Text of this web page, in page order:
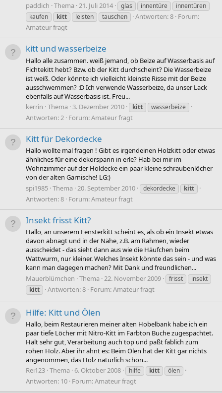
paddich Thema 21. Juli 2014 glas innentüre
innentüren
kaufen
kitt leisten tauschen Antworten: 8 Forum:
Amateur fragt
kitt und wasserbeize
Hallo alle zusammen. weiß jemand, ob Beize auf Wasserbasis auf
Fichtekitt hebt? Bzw. ob der Kitt durchscheint? Die Wasserbeize
ist weiß. Oder könnte ich vielleicht kleinste Risse mit der Beize
ausschwemmen? :D Ich verwende Wasserbeize, da unser Lack
ebenfalls auf Wasserbasis ist. Freu...
kerrin Thema 3. Dezember 2010 kitt wasserbeize
Antworten: 2 Forum:Amateur fragt
Kitt für Dekordecke
Hallo wollte mal fragen ! Gibt es irgendeinen Holzkitt oder etwas
ähnliches für eine dekorspann in erle? Hab bei mir im
Wohnzimmer auf der Holdecke ein paar kleine schraubenlöcher
von der alten Garnische! LG:)
spi1985 Thema 20. September 2010 dekordecke kitt
Antworten: 8 Forum:Amateur fragt
Insekt frisst Kitt?
Hallo, an unserem Fensterkitt scheint es, als ob ein Insekt etwas
davon abnagt und in der Nähe, z.B. am Rahmen, wieder
ausscheidet - das sieht dann aus wie die Häufchen beim
Wattwurm, nur kleiner. Welches Insekt könnte das sein - und was
kann man dagegen machen? Mit Dank und freundlichen...
Mauerblümchen Thema 22. November 2009 frisst
insekt
kitt
Antworten: 8 Forum:Amateur fragt
Hilfe: Kitt und Ölen
Hallo, beim Restaurieren meiner alten Hobelbank habe ich ein
paar tiefe Löcher mit Nitro-Kitt im Farbton Buche zugespachtet.
Hält sehr gut, Verarbeitung auch top und paßt fablich zum
rohen Holz. Aber ihr ahnt es: Beim Ölen hat der Kitt gar nichts
angenommen, das Holz natürlich schön...
Rei123 Thema 6. Oktober 2008 hilfe kitt ölen
Antworten: 10 Forum:Amateur fragt